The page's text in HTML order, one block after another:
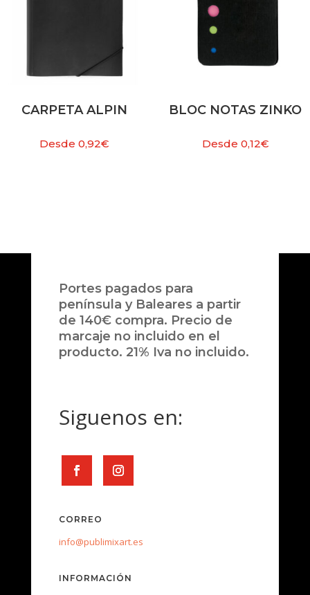
CARPETA ALPIN
Desde0,92€
BLOC NOTAS ZINKO
Desde 0,12€
Portes pagados para
península y Baleares a partir
de 140€ compra. Precio de
marcaje no incluido en el
producto. 21% Iva no incluido.
Siguenos en:
CORREO
info@publimixart.es
INFORMACIÓN